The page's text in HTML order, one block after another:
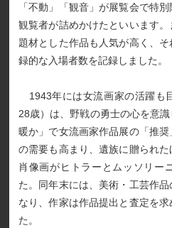
「不動」「観音」が展覧会で特
観覧者が詰めかけたといいます
題材とした作品も人気が高く、
録的な入場者数を記録しました。
1943年には女流画家の活躍も
28歳）は、野戦の勇士の心を意
暖か」で女流画家作品展の「推
の需要も高まり、遺族に贈られ
肖像画がヒトラーとムッソリー
た。同年末には、美術・工芸作
なり、作家は作品提出と査定を
た。